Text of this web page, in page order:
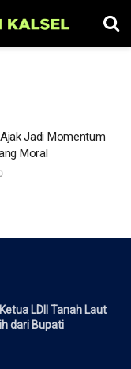
Jadi Momentum
Moral
LDII Tanah Laut
dari Bupati